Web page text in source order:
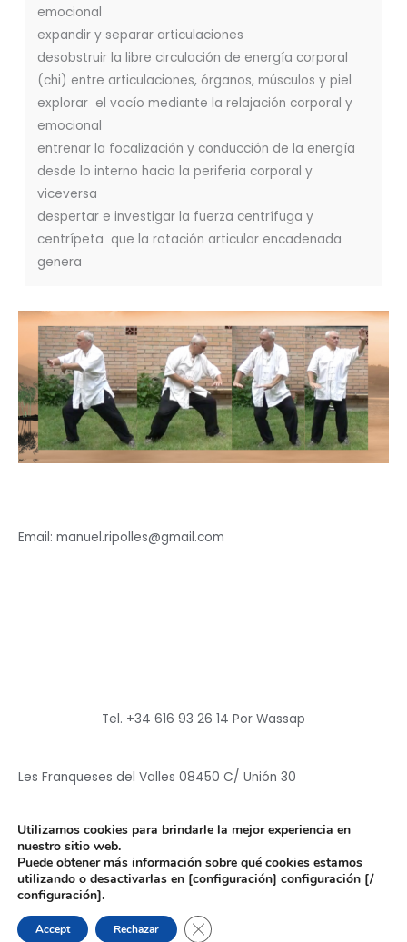
emocional
expandir y separar articulaciones
desobstruir la libre circulación de energía corporal
(chi) entre articulaciones, órganos, músculos y piel
explorar el vacío mediante la relajación corporal y
emocional
entrenar la focalización y conducción de la energía
desde lo interno hacia la periferia corporal y
viceversa
despertar e investigar la fuerza centrífuga y
centrípeta que la rotación articular encadenada
genera
Email: manuel.ripolles@gmail.com
Tel. +34 616 93 26 14 Por Wassap
Les Franqueses del Valles 08450 C/ Unión 30
Copyright © 2026Hun Yuan Chen
Powered byHun Yuan Chen
Utilizamos cookies para brindarle la mejor experiencia en
nuestro sitio web.
Puede obtener más información sobre qué cookies estamos
utilizando o desactivarlas en [configuración] configuración [/
configuración].
Accept Rechazar CERRAR EL BANNER DE